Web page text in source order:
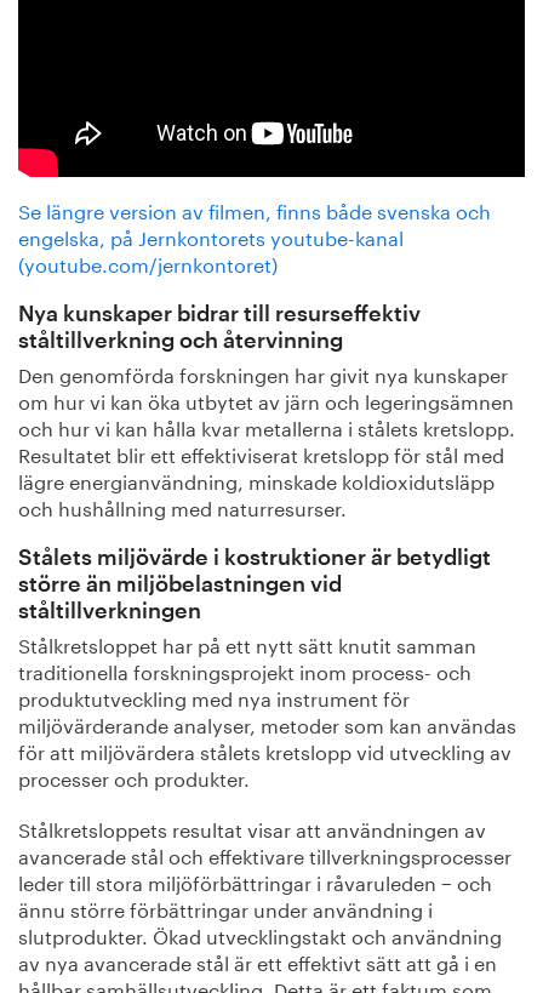
Se längre version av filmen, finns både svenska och
engelska, på Jernkontorets youtube-kanal
(youtube.com/jernkontoret)
Nya kunskaper bidrar till resurseffektiv
ståltillverkning och återvinning
Den genomförda forskningen har givit nya kunskaper
om hur vi kan öka utbytet av järn och legeringsämnen
och hur vi kan hålla kvar metallerna i stålets kretslopp.
Resultatet blir ett effektiviserat kretslopp för stål med
lägre energianvändning, minskade koldioxidutsläpp
och hushållning med naturresurser.
Stålets miljövärde i kostruktioner är betydligt
större än miljöbelastningen vid
ståltillverkningen
Stålkretsloppet har på ett nytt sätt knutit samman
traditionella forskningsprojekt inom process- och
produktutveckling med nya instrument för
miljövärderande analyser, metoder som kan användas
för att miljövärdera stålets kretslopp vid utveckling av
processer och produkter.
Stålkretsloppets resultat visar att användningen av
avancerade stål och effektivare tillverkningsprocesser
leder till stora miljöförbättringar i råvaruleden − och
ännu större förbättringar under användning i
slutprodukter. Ökad utvecklingstakt och användning
av nya avancerade stål är ett effektivt sätt att gå i en